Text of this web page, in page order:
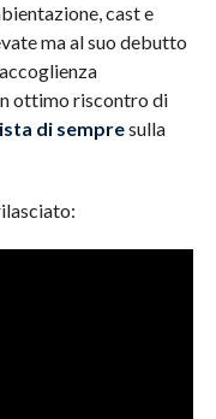
cast e
ma al suo debutto
ottimo riscontro di
di sempresulla